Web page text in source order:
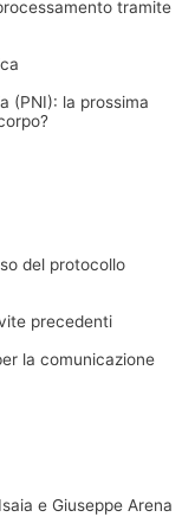
tramite
(PNI): la prossima
del protocollo
precedenti
la comunicazione
e Giuseppe Arena